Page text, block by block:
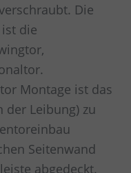
Die
die
Montage ist das
der Leibung) zu
Seitenwand
abgedeckt.